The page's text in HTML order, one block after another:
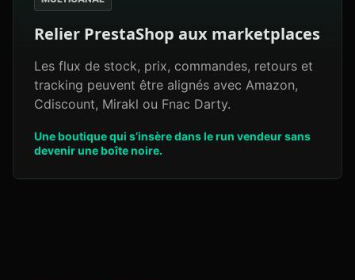
Relier PrestaShop aux marketplaces
Les flux de stock, prix, commandes, retours et
tracking peuvent être alignés avec Amazon,
Cdiscount, Mirakl ou Fnac Darty.
Une boutique qui s’insère dans le run vendeur sans
devenir une boîte noire.